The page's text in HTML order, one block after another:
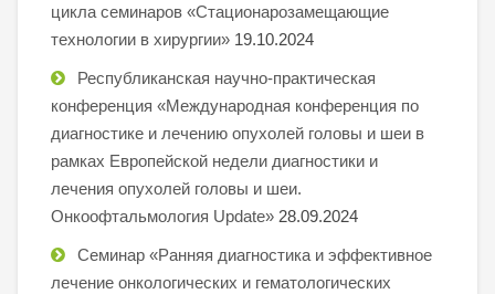
цикла семинаров «Стационарозамещающие
технологии в хирургии» 19.10.2024
Республиканская научно-практическая
конференция «Международная конференция по
диагностике и лечению опухолей головы и шеи в
рамках Европейской недели диагностики и
лечения опухолей головы и шеи.
Онкоофтальмология Update» 28.09.2024
Семинар «Ранняя диагностика и эффективное
лечение онкологических и гематологических